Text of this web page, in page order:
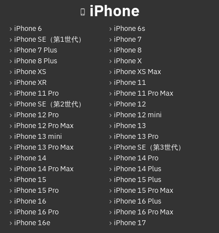
パソコン液晶パネル交換修理
パソコンバッテリー交換
パソコンその他部品修理
AppleWatch修理実績
AppleWatchバッテリー交換
AppleWatchフロントパネル交換修理
ガラケー修理実績
ガラケーバッテリー交換
iPhone 16 Pro Max
iPhone 16e
iPhone 17
Android
Google Pixel
Xperia
AQUOS
Galaxy
OPPO
HUAWEI
arrows
Xiaomi
iPhone
iPhone 6
iPhone 6s
iPhone SE（第1世代）
iPhone 7
iPhone 7 Plus
iPhone 8
iPhone 8 Plus
iPhone X
iPhone XS
iPhone XS Max
iPhone XR
iPhone 11
iPhone 11 Pro
iPhone 11 Pro Max
iPhone SE（第2世代）
iPhone 12
iPhone 12 Pro
iPhone 12 mini
iPhone 12 Pro Max
iPhone 13
iPhone 13 mini
iPhone 13 Pro
iPhone 13 Pro Max
iPhone SE（第3世代）
iPhone 14
iPhone 14 Pro
iPhone 14 Pro Max
iPhone 14 Plus
iPhone 15
iPhone 15 Plus
iPhone 15 Pro
iPhone 15 Pro Max
iPhone 16
iPhone 16 Plus
iPhone 16 Pro
iPhone 16 Pro Max
iPhone 16e
iPhone 17